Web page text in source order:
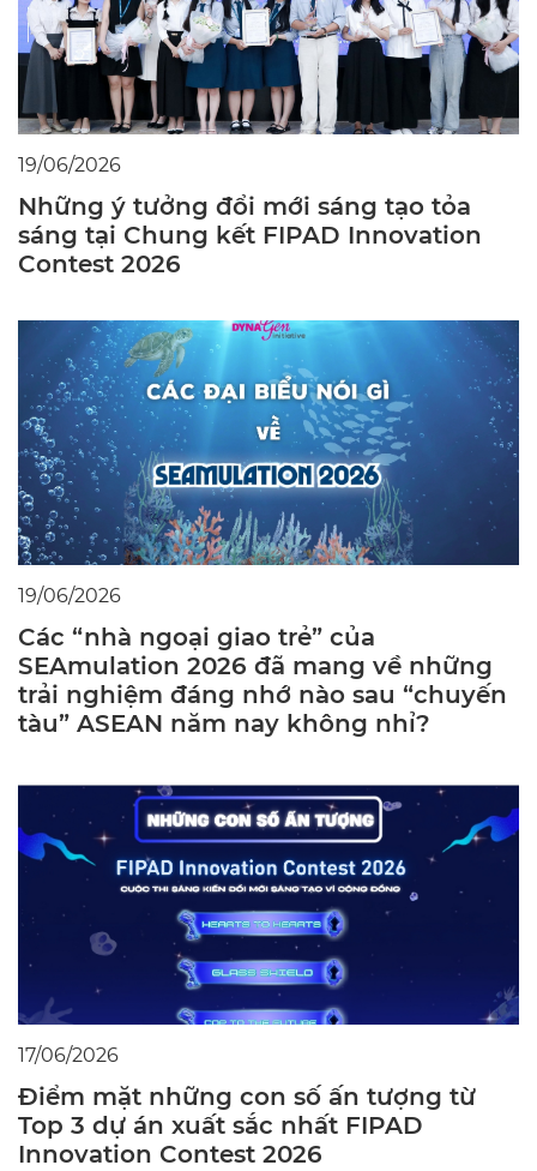
19/06/2026
Những ý tưởng đổi mới sáng tạo tỏa
sáng tại Chung kết FIPAD Innovation
Contest 2026
19/06/2026
Các “nhà ngoại giao trẻ” của
SEAmulation 2026 đã mang về những
trải nghiệm đáng nhớ nào sau “chuyến
tàu” ASEAN năm nay không nhỉ?
17/06/2026
Điểm mặt những con số ấn tượng từ
Top 3 dự án xuất sắc nhất FIPAD
Innovation Contest 2026